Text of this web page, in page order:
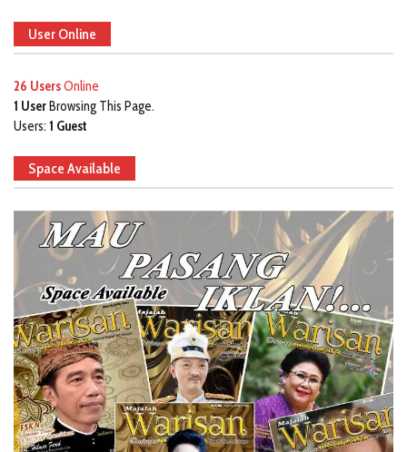
User Online
26 UsersOnline
1 User Browsing This Page.
Users: 1 Guest
Space Available